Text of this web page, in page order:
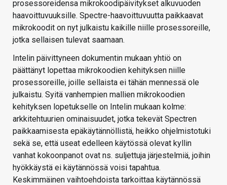
prosessoreidensa mikrokoodipäivitykset alkuvuoden
haavoittuvuuksille. Spectre-haavoittuvuutta paikkaavat
mikrokoodit on nyt julkaistu kaikille niille prosessoreille,
jotka sellaisen tulevat saamaan.
Intelin päivittyneen dokumentin mukaan yhtiö on
päättänyt lopettaa mikrokoodien kehityksen niille
prosessoreille, joille sellaista ei tähän mennessä ole
julkaistu. Syitä vanhempien mallien mikrokoodien
kehityksen lopetukselle on Intelin mukaan kolme:
arkkitehtuurien ominaisuudet, jotka tekevät Spectren
paikkaamisesta epäkäytännöllistä, heikko ohjelmistotuki
sekä se, että useat edelleen käytössä olevat kyllin
vanhat kokoonpanot ovat ns. suljettuja järjestelmiä, joihin
hyökkäystä ei käytännössä voisi tapahtua.
Keskimmäinen vaihtoehdoista tarkoittaa käytännössä